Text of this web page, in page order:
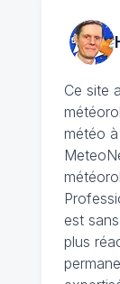
Ce site
météo
est
plus